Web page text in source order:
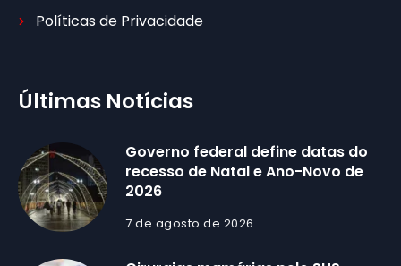
Políticas de Privacidade
Últimas Notícias
Governo federal define datas do
recesso de Natal e Ano-Novo de
2026
7 de agosto de 2026